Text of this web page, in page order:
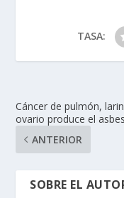
TASA:
Cáncer de pulmón,
ovario produce el
ANTERIOR
SOBRE EL